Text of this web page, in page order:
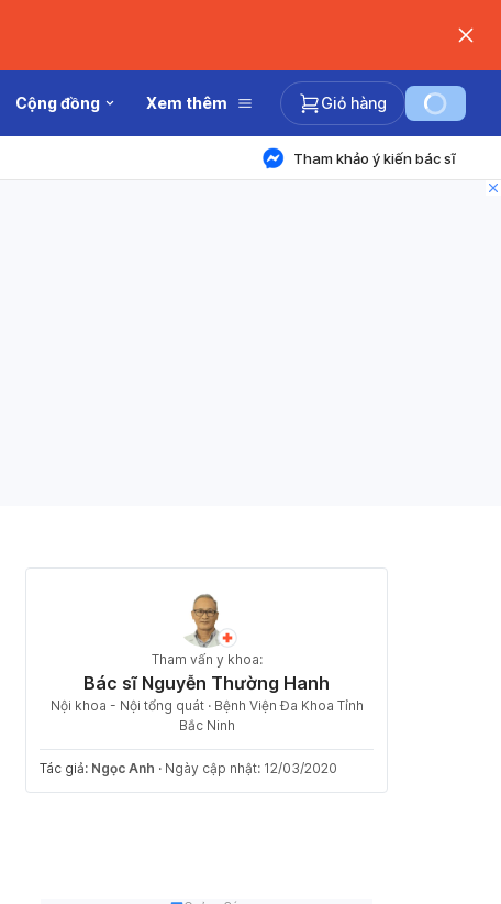
Cộng đồng Xem thêm Giỏ hàng
Tham khảo ý kiến bác sĩ
Tham vấn y khoa:
Bác sĩ Nguyễn Thường Hanh
Nội khoa - Nội tổng quát · Bệnh Viện Đa Khoa Tỉnh
Bắc Ninh
Tác giả: Ngọc Anh · Ngày cập nhật: 12/03/2020